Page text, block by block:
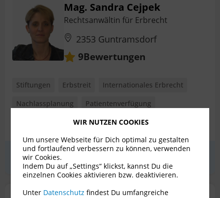
Mag. Sandra Cejpek
Rechtsanwältin für Erbrecht
2353 Guntramsdorf
9Bewertungen
Stiftungen Erbstreit
Internationales Erbrecht
Nachlassplanung
Patientenverfügung
Pflichtteilsanspruch
+ 5 weitere
Erstgespräch
WIR NUTZEN COOKIES
Um unsere Webseite für Dich optimal zu gestalten
und fortlaufend verbessern zu können, verwenden
wir Cookies.
Indem Du auf „Settings“ klickst, kannst Du die
einzelnen Cookies aktivieren bzw. deaktivieren.
Unter Datenschutz findest Du umfangreiche